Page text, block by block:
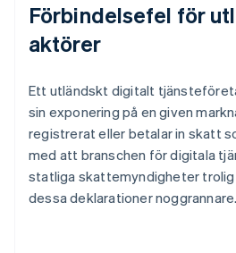
Förbindelsefel för
aktörer
Ett utländskt digitalt
sin exponering på en given
registrerat eller betalar in skatt
med att branschen för digitala
statliga skattemyndigheter
dessa deklarationer noggrannare.